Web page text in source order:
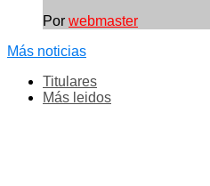
Por webmaster
Más noticias
Titulares
Más leidos